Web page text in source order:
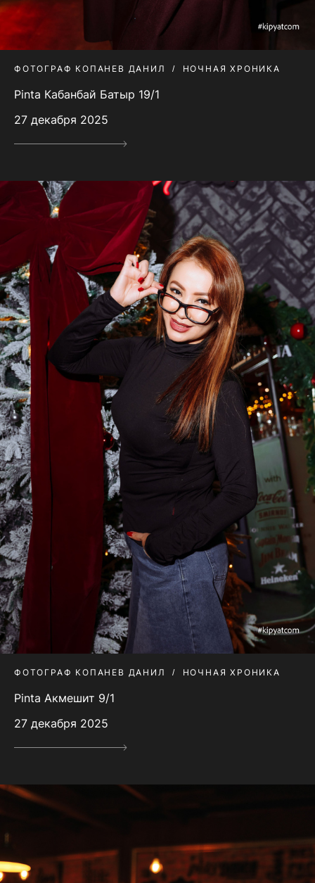
ФОТОГРАФ КОПАНЕВ ДАНИЛ НОЧНАЯ ХРОНИКА
Pinta Кабанбай Батыр 19/1
27 декабря 2025
ФОТОГРАФ КОПАНЕВ ДАНИЛ НОЧНАЯ ХРОНИКА
Pinta Акмешит 9/1
27 декабря 2025